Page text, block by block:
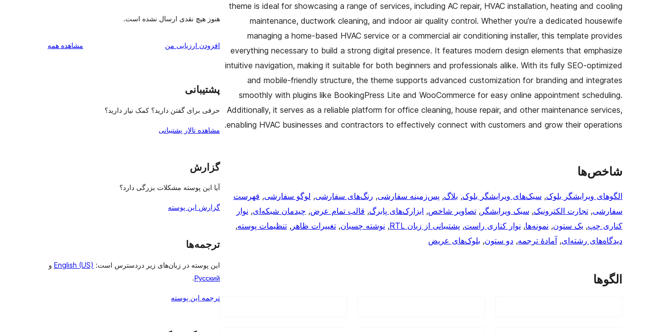
theme is ideal for showcasing a range of services, including AC repair, HVAC installation, heating and cooling
maintenance, ductwork cleaning, and indoor air quality control. Whether you’re a dedicated housewife
managing a home-based HVAC service or a commercial air conditioning installer, this template provides
everything necessary to build a strong digital presence. It features modern design elements that emphasize
intuitive navigation, making it suitable for both beginners and professionals alike. With its fully SEO-optimized
and mobile-friendly structure, the theme supports advanced customization for branding and integrates
smoothly with plugins like BookingPress Lite and WooCommerce for easy online appointment scheduling.
Additionally, it serves as a reliable platform for office cleaning, house repair, and other maintenance services,
enabling HVAC businesses and contractors to effectively connect with customers and grow their operations.
شاخص‌ها
الگوهای ویرایشگر بلوک, سبک‌های ویرایشگر بلوک, بلاگ, پس‌زمینه سفارشی, رنگ‌های سفارشی, لوگو سفارشی, فهرست
سفارشی, تجارت الکترونیک, سبک ویرایشگر , تصاویر شاخص, ابزارک‌های پابرگ, قالب تمام عرض, چیدمان شبکه‌ای, نوار
کناری چپ, یک ستون, نمونه‌ها, نوار کناری راست, پشتیبانی از زبان RTL , نوشته چسبان, تغییرات ظاهر , تنظیمات پوسته,
دیدگاه‌های رشته‌ای, آمادهٔ ترجمه, دو ستون, بلوک‌های عریض
الگوها
هنوز هیچ نقدی ارسال نشده است.
افزودن ارزیابی من مشاهده همه
پشتیبانی
حرفی برای گفتن دارید؟ کمک نیاز دارید؟
مشاهده تالار پشتیبانی
گزارش
آیا این پوسته مشکلات بزرگی دارد؟
گزارش این پوسته
ترجمه‌ها
این پوسته در زبان‌های زیر دردسترس است: English (US) و
Русский
.
ترجمه این پوسته